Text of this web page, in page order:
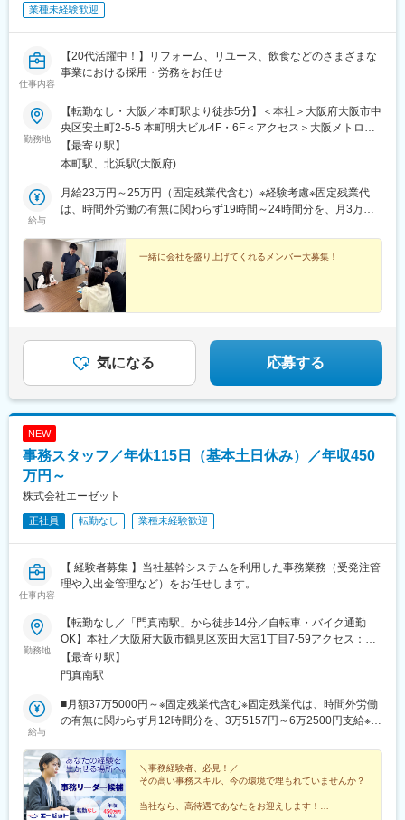
業種未経験歓迎
仕事内容
【20代活躍中！】リフォーム、リユース、飲食などのさまざまな
事業における採用・労務をお任せ
勤務地
【転勤なし・大阪／本町駅より徒歩5分】＜本社＞大阪府大阪市中
央区安土町2-5-5 本町明大ビル4F・6F＜アクセス＞大阪メトロ
「本町駅」より徒歩5分大阪メトロ「堺筋本町駅」より徒歩5分大
阪メトロ「谷町四丁目駅」より徒歩9分大阪メトロ「松屋町駅」よ
【最寄り駅】
本町駅、北浜駅(大阪府)
給与
月給23万円～25万円（固定残業代含む）※経験考慮※固定残業代
は、時間外労働の有無に関わらず19時間～24時間分を、月3万円
に固定残業時間・固定残業代金額が定まっています
一緒に会社を盛り上げてくれるメンバー大募集！
気になる 応募する
NEW
事務スタッフ／年休115日（基本土日休み）／年収450
万円～
株式会社エーゼット
正社員 転勤なし 業種未経験歓迎
仕事内容
【 経験者募集 】当社基幹システムを利用した事務業務（受発注管
理や入出金管理など）をお任せします。
勤務地
【転勤なし／「門真南駅」から徒歩14分／自転車・バイク通勤
OK】本社／大阪府大阪市鶴見区茨田大宮1丁目7-59アクセス：大
阪メトロ長堀鶴見緑地線「門真南駅」から徒歩14分※受動喫煙対
策：屋内禁煙（喫煙可能室あり）
【最寄り駅】
門真南駅
給与
■月額37万5000円～※固定残業代含む※固定残業代は、時間外労働
の有無に関わらず月12時間分を、3万5157円～6万2500円支給※上
験やスキルを考慮の上決定します。※「12分割して1／12を月々支
給」「14分割して1／14を月々支給し、半年に1度賞与として1／
14を支給」のどちらかを選べます。
＼事務経験者、必見！／
その高い事務スキル、今の環境で埋もれていませんか？
当社なら、高待遇であなたをお迎えします！